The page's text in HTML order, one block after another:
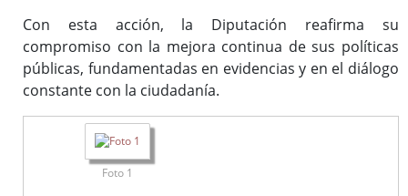
Con esta acción, la Diputación reafirma su
compromiso con la mejora continua de sus políticas
públicas, fundamentadas en evidencias y en el diálogo
constante con la ciudadanía.
Foto 1